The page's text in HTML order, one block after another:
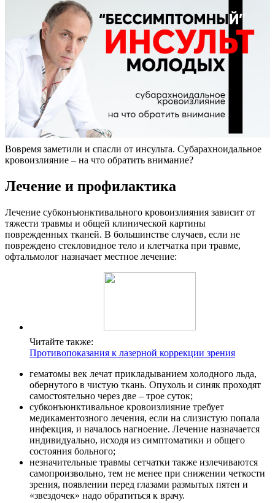
Вовремя заметили и спасли от инсульта. Субарахноидальное
кровоизлияние – на что обратить внимание?
Лечение и профилактика
Лечение субконъюнктивального кровоизлияния зависит от
тяжести травмы и общей клинической картины
поврежденных тканей. В большинстве случаев, если не
повреждено стекловидное тело и клетчатка при травме,
офтальмолог назначает местное лечение:
Читайте также:
Противопоказания к лазерной коррекции зрения
гематомы век лечат прикладыванием холодного льда,
обернутого в чистую ткань. Опухоль и синяк проходят
самостоятельно через две – трое суток;
субконъюнктивальное кровоизлияние требует
медикаментозного лечения, если на слизистую попала
инфекция, и началось нагноение. Лечение назначается
индивидуально, исходя из симптоматики и общего
состояния больного;
незначительные травмы сетчатки также излечиваются
самопроизвольно, тем не менее при снижении четкости
зрения, появлении перед глазами размытых пятен и
«звездочек» надо обратиться к врачу.